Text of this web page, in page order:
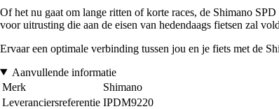
Of het nu gaat om lange ritten of korte races, de Shimano
voor uitrusting die aan de eisen van hedendaags fietsen zal
Ervaar een optimale verbinding tussen jou en je fiets met de
Aanvullende informatie
Merk
Shimano
Leveranciersreferentie IPDM9220